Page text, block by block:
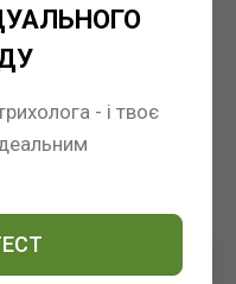
- і твоє